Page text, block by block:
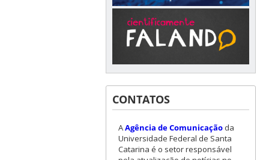
CONTATOS
AAgência de Comunicaçãoda
Universidade Federal de Santa
Catarina é o setor responsável